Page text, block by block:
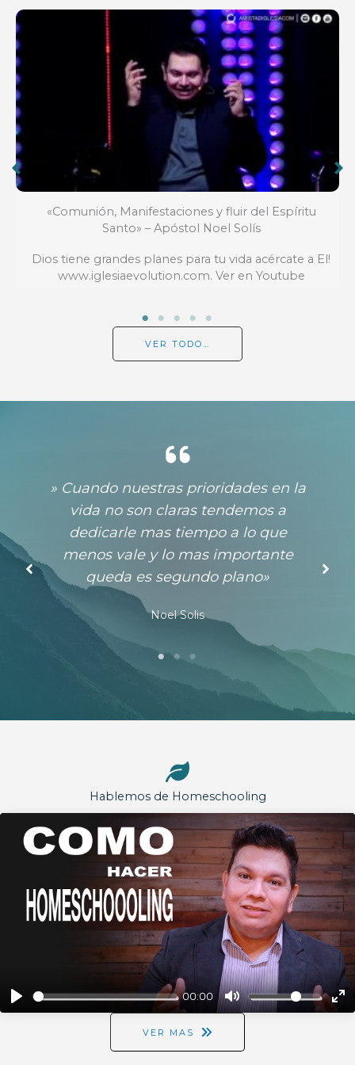
«Comunión, Manifestaciones y fluir del Espíritu
Santo» – Apóstol Noel Solís
Dios tiene grandes planes para tu vida acércate a El!
www.iglesiaevolution.com. Ver en Youtube
VER TODO…
La libertad no es solo una idea, es
un concepto divino que esta
arraigado en el corazón del hombre
y es imposible arrancarlo»
Hablemos de Homeschooling
00:00
VER MAS